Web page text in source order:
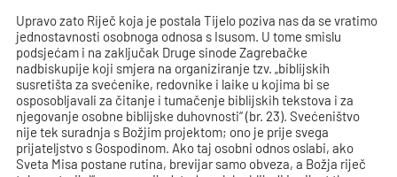
Upravo zato Riječ koja je postala Tijelo poziva nas da se vratimo
jednostavnosti osobnoga odnosa s Isusom. U tome smislu
podsjećam i na zaključak Druge sinode Zagrebačke
nadbiskupije koji smjera na organiziranje tzv. „biblijskih
susretišta za svećenike, redovnike i laike u kojima bi se
osposobljavali za čitanje i tumačenje biblijskih tekstova i za
njegovanje osobne biblijske duhovnosti“ (br. 23). Svećeništvo
nije tek suradnja s Božjim projektom; ono je prije svega
prijateljstvo s Gospodinom. Ako taj osobni odnos oslabi, ako
Sveta Misa postane rutina, brevijar samo obveza, a Božja riječ